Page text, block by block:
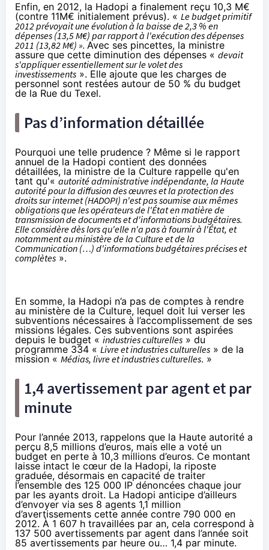
Enfin, en 2012, la Hadopi a finalement reçu 10,3 M€
(contre 11M€ initialement prévus). « Le budget primitif
2012 prévoyait une évolution à la baisse de 2,3 % en
dépenses (13,5 M€) par rapport à l'exécution des dépenses
2011 (13,82 M€) ». Avec ses pincettes, la ministre
assure que cette diminution des dépenses « devait
s'appliquer essentiellement sur le volet des
investissements ». Elle ajoute que les charges de
personnel sont restées autour de 50 % du budget
de la Rue du Texel.
Pas d’information détaillée
Pourquoi une telle prudence ? Même si le rapport
annuel de la Hadopi contient des données
détaillées, la ministre de la Culture rappelle qu'en
tant qu'« autorité administrative indépendante, la Haute
autorité pour la diffusion des œuvres et la protection des
droits sur internet (HADOPI) n'est pas soumise aux mêmes
obligations que les opérateurs de l'État en matière de
transmission de documents et d'informations budgétaires.
Elle considère dès lors qu'elle n'a pas à fournir à l'État, et
notamment au ministère de la Culture et de la
Communication (…) d'informations budgétaires précises et
complètes ».
En somme, la Hadopi n’a pas de comptes à rendre
au ministère de la Culture, lequel doit lui verser les
subventions nécessaires à l’accomplissement de ses
missions légales. Ces subventions sont aspirées
depuis le budget « industries culturelles » du
programme 334 « Livre et industries culturelles » de la
mission « Médias, livre et industries culturelles. »
1,4 avertissement par agent et par
minute
Pour l’année 2013, rappelons que la Haute autorité a
perçu 8,5 millions d’euros, mais elle a voté un
budget en perte à 10,3 millions d’euros. Ce montant
laisse intact le cœur de la Hadopi, la riposte
graduée, désormais en capacité de traiter
l’ensemble des 125 000 IP dénoncées chaque jour
par les ayants droit. La Hadopi anticipe d’ailleurs
d’envoyer via ses 8 agents 1,1 million
d’avertissements cette année contre 790 000 en
2012. À 1 607 h travaillées par an, cela correspond à
137 500 avertissements par agent dans l’année soit
85 avertissements par heure ou… 1,4 par minute.